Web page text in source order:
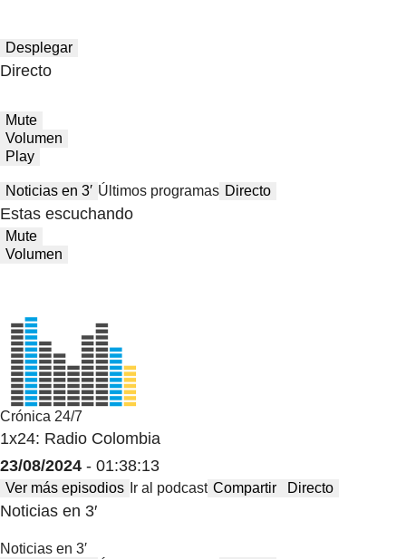
Desplegar
Directo
Mute
Volumen
Play
Noticias en 3′ Últimos programas Directo
Estas escuchando
Mute
Volumen
Crónica 24/7
1x24: Radio Colombia
23/08/2024 - 01:38:13
Ver más episodios Ir al podcast Compartir Directo
Noticias en 3′
Noticias en 3′